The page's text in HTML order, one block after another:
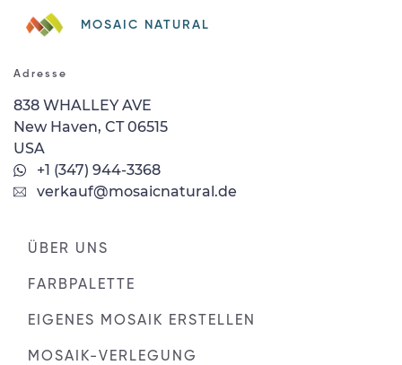
MOSAIC NATURAL
Adresse
838 WHALLEY AVE
New Haven, CT 06515
USA
+1 (347) 944-3368
verkauf@mosaicnatural.de
ÜBER UNS
FARBPALETTE
EIGENES MOSAIK ERSTELLEN
MOSAIK-VERLEGUNG